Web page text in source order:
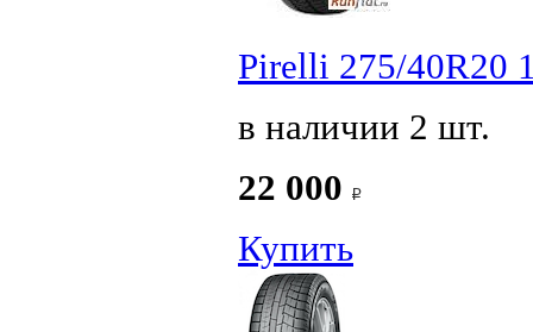
Pirelli 275/40R20
в наличии 2 шт.
22 000
Купить